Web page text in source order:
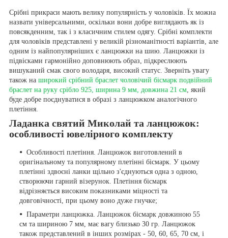
Срібні прикраси мають велику популярність у чоловіків. Їх можна
назвати універсальними, оскільки вони добре виглядають як із
повсякденним, так і з класичним стилем одягу. Срібні комплекти
для чоловіків представлені у великій різноманітності варіантів, але
одним із найпопулярніших є ланцюжки на шию. Ланцюжки із
підвісками гармонійно доповнюють образ, підкреслюють
вишуканий смак свого володаря, високий статус. Зверніть увагу
також на широкий срібний браслет чоловічий бісмарк подвійний
браслет на руку срібло 925, ширина 9 мм, довжина 21 см , який
буде добре поєднуватися в образі з ланцюжком аналогічного
плетіння.
Ладанка святий Миколай та ланцюжок:
особливості ювелірного комплекту
Особливості плетіння. Ланцюжок виготовлений в
оригінальному та популярному плетінні бісмарк. У цьому
плетінні здвоєні ланки щільно з'єднуються одна з одною,
створюючи гарний візерунок. Плетіння бісмарк
відрізняється високим показниками міцності та
довговічності, при цьому воно дуже гнучке;
Параметри ланцюжка. Ланцюжок бісмарк довжиною 55
см та шириною 7 мм, має вагу близько 30 гр. Ланцюжок
також представлений в інших розмірах - 50, 60, 65, 70 см, і